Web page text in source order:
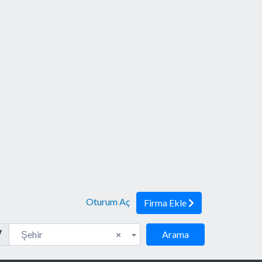
Oturum Aç Firma Ekle
×
Şehir Arama